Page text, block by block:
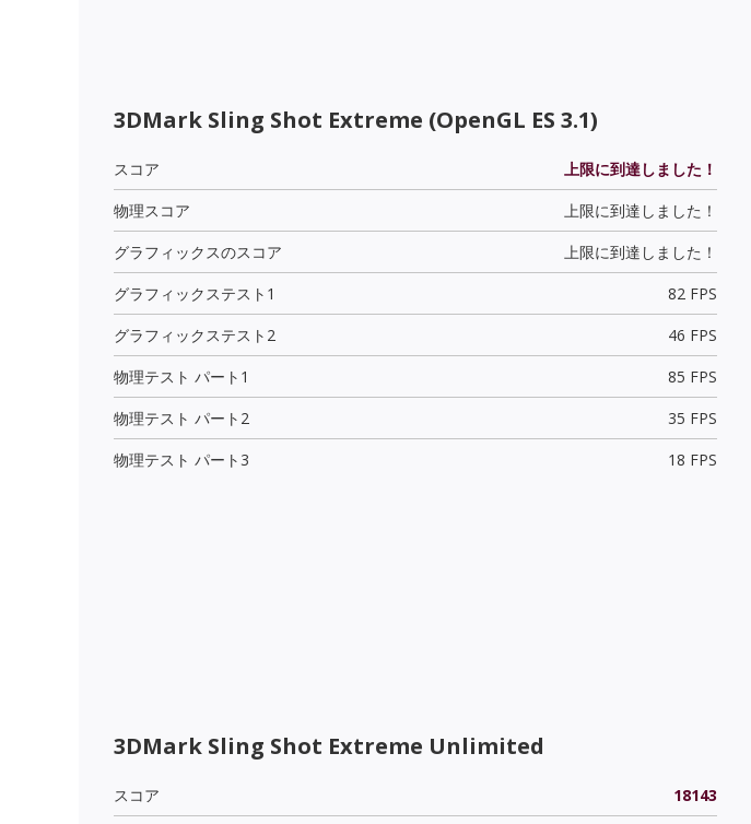
3DMark Sling Shot Extreme (OpenGL ES 3.1)
スコア
上限に到達しました！
物理スコア
上限に到達しました！
グラフィックスのスコア
上限に到達しました！
グラフィックステスト1
82 FPS
グラフィックステスト2
46 FPS
物理テスト パート1
85 FPS
物理テスト パート2
35 FPS
物理テスト パート3
18 FPS
3DMark Sling Shot Extreme Unlimited
スコア
18143